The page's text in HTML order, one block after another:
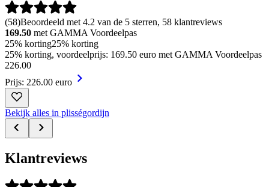
(58)Beoordeeld met 4.2 van de 5 sterren, 58 klantreviews
169.50 met GAMMA Voordeelpas
25% korting25% korting
25% korting, voordeelprijs: 169.50 euro met GAMMA Voordeelpas
226.00
Prijs: 226.00 euro
Bekijk alles in plisségordijn
Klantreviews